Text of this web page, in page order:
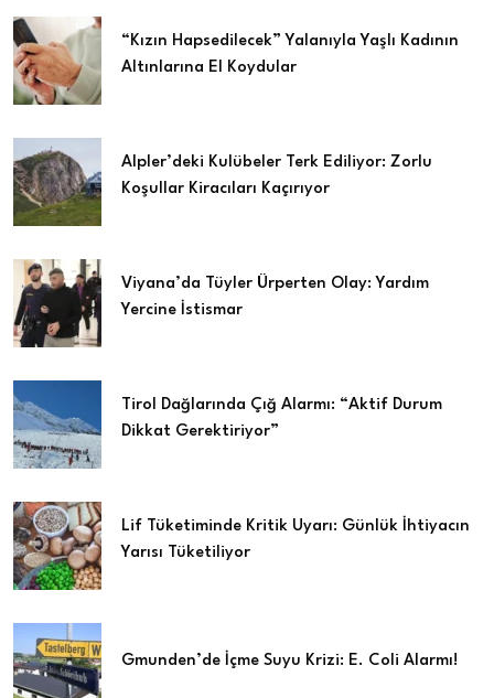
“Kızın Hapsedilecek” Yalanıyla Yaşlı Kadının
Altınlarına El Koydular
Alpler’deki Kulübeler Terk Ediliyor: Zorlu
Koşullar Kiracıları Kaçırıyor
Viyana’da Tüyler Ürperten Olay: Yardım
Yercine İstismar
Tirol Dağlarında Çığ Alarmı: “Aktif Durum
Dikkat Gerektiriyor”
Lif Tüketiminde Kritik Uyarı: Günlük İhtiyacın
Yarısı Tüketiliyor
Gmunden’de İçme Suyu Krizi: E. Coli Alarmı!